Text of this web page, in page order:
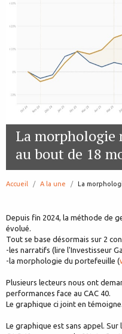
La morphologie
au bout de 18
Accueil A la une page:
La
Depuis fin 2024, la méthode de
évolué.
Tout se base désormais sur 2
-les narratifs (lire l'Investisseur
-la morphologie du portefeuille (
Plusieurs lecteurs nous ont
performances face au CAC 40.
Le graphique ci joint en témoigne.
Le graphique est sans appel.